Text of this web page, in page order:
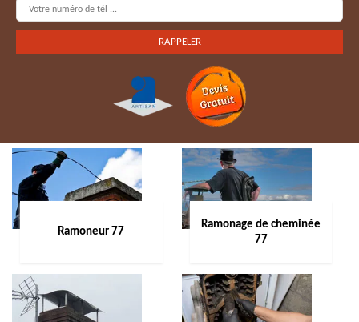
Ramoneur 77
Ramonage de cheminée
77